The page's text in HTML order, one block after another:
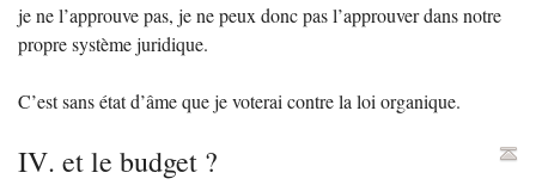
je ne l’approuve pas, je ne peux donc pas l’approuver dans notre
propre système juridique.
C’est sans état d’âme que je voterai contre la loi organique.
IV. et le budget ?